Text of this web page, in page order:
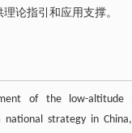
论指引和应用支撑。
of the low-altitude
national strategy in